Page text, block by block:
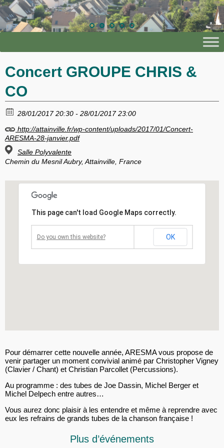
Concert GROUPE CHRIS &
CO
28/01/2017 20:30 - 28/01/2017 23:00
http://attainville.fr/wp-content/uploads/2017/01/Concert-
ARESMA-28-janvier.pdf
Salle Polyvalente
Chemin du Mesnil Aubry, Attainville, France
This page can't load Google Maps correctly.
Do you own this website? OK
Pour démarrer cette nouvelle année, ARESMA vous propose de
venir partager un moment convivial animé par Christopher Vigney
(Clavier / Chant) et Christian Parcollet (Percussions).
Au programme : des tubes de Joe Dassin, Michel Berger et
Michel Delpech entre autres…
Vous aurez donc plaisir à les entendre et même à reprendre avec
eux les refrains de grands tubes de la chanson française !
Plus d’événements